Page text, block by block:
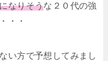
なりそうな２０代の強
・・
い方で予想してみまし